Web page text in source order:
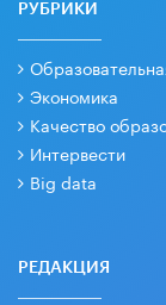
РУБРИКИ
Экономика
Качество
Интервести
Big data
РЕДАКЦИЯ